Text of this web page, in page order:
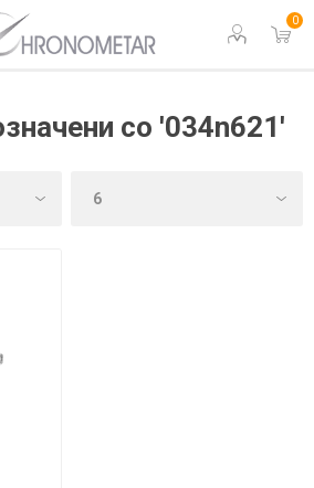
0
со '034n621'